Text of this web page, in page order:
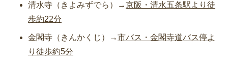
清水寺（きよみずでら）→京阪・清水五条駅より徒
歩約22分
金閣寺（きんかくじ）→市バス・金閣寺道バス停よ
り徒歩約5分